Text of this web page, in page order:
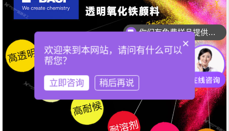
你们有免费样品提供吗？
你们可以提供配色服务吗？
×
欢迎来到本网站，请问有什么可以
帮您？
立即咨询 稍后再说